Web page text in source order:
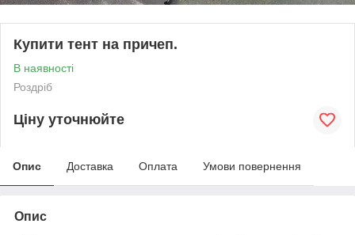
Купити тент на причеп.
В наявності
Роздріб
Ціну уточнюйте
Опис Доставка Оплата Умови повернення
Опис